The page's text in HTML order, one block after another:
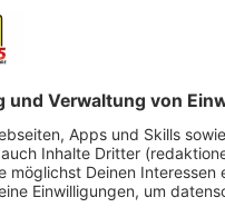
Tickets werden
Personal
Reihen
eine gute Sicht